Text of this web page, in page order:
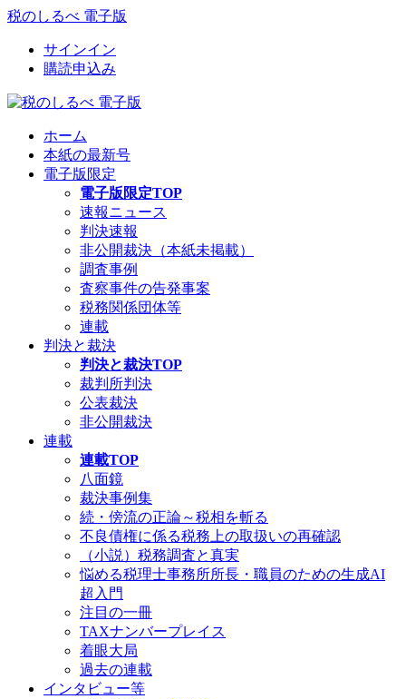
税のしるべ 電子版
サインイン
購読申込み
ホーム
本紙の最新号
電子版限定
電子版限定TOP
速報ニュース
判決速報
非公開裁決（本紙未掲載）
調査事例
査察事件の告発事案
税務関係団体等
連載
判決と裁決
判決と裁決TOP
裁判所判決
公表裁決
非公開裁決
連載
連載TOP
八面鏡
裁決事例集
続・傍流の正論～税相を斬る
不良債権に係る税務上の取扱いの再確認
（小説）税務調査と真実
悩める税理士事務所所長・職員のための生成AI
超入門
注目の一冊
TAXナンバープレイス
着眼大局
過去の連載
インタビュー等